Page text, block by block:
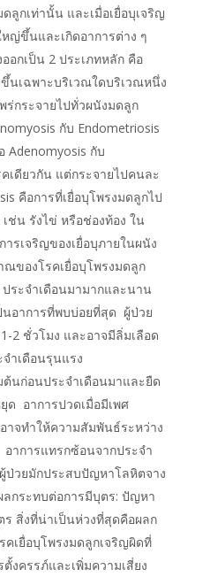
กเท่านั้น และเมื่อเยื่อบุเจริญ
ญ่ขึ้นและเกิดอาการต่าง ๆ
อกเป็น 2 ประเภทหลัก คือ
นเฉพาะบริเวณใดบริเวณหนึ่ง
ร่กระจายไปทั่วผนังมดลูก
กับ Endometriosis
Adenomyosis กับ
เดียวกัน แต่กระจายไปคนละ
คือการที่เยื่อบุโพรงมดลูกไป
ช่น รังไข่ หรือช่องท้อง ใน
รเจริญของเยื่อบุภายในผนัง
ของโรคเยื่อบุโพรงมดลูก
ระจำเดือนมามากและนาน
นอาการที่พบบ่อยที่สุด ผู้ป่วย
2 ชั่วโมง และอาจมีลิ่มเลือด
ำเดือนรุนแรง
ต้นก่อนประจำเดือนมาและยืด
ด อาการปวดเมื่อมีเพศ
าจทำให้ความสัมพันธ์ระหว่าง
าการแทรกซ้อนจากประจำ
ป่วยมักประสบปัญหาโลหิตจาง
ลกระทบต่อการมีบุตร: ปัญหา
สิ่งที่น่าเป็นห่วงที่สุดคือผลก
คเยื่อบุโพรงมดลูกเจริญผิดที่
งครรภ์และเพิ่มความเสี่ยง